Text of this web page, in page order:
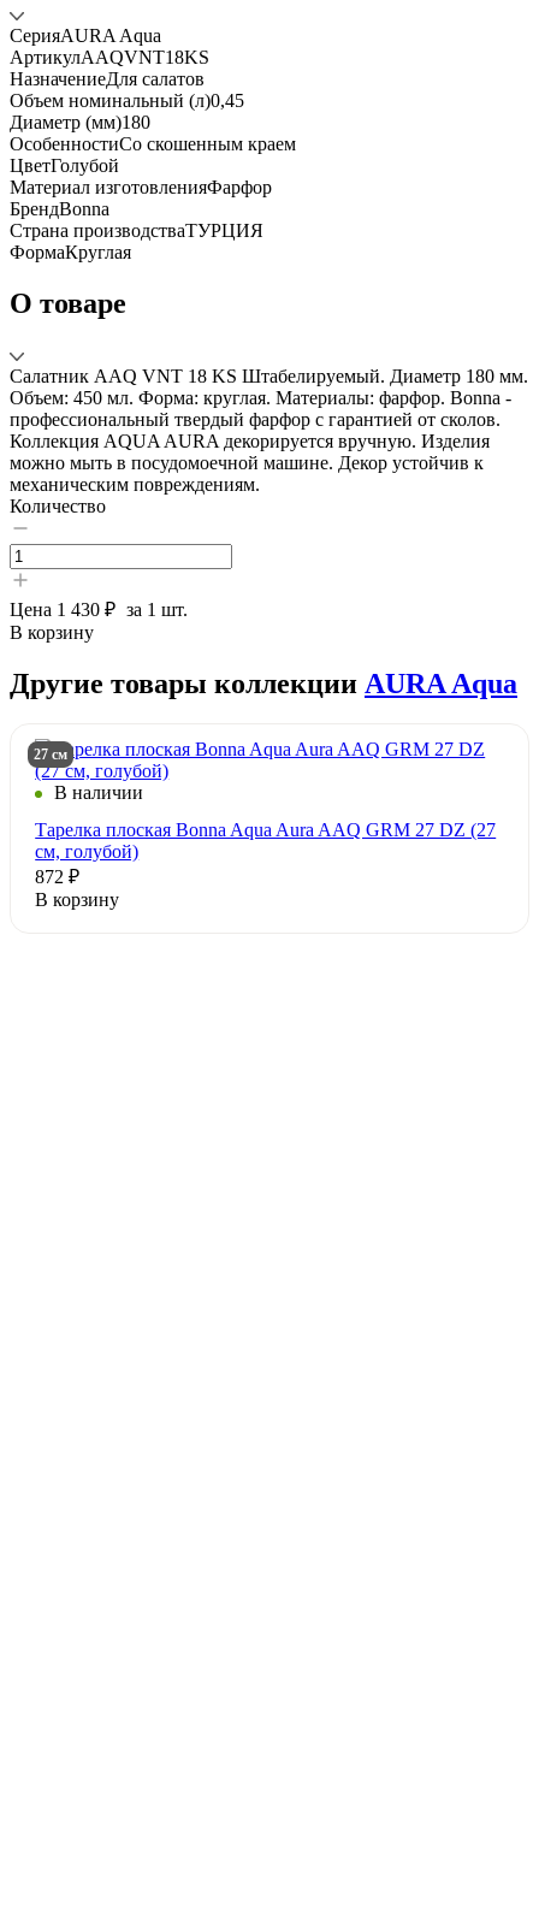
СерияAURA Aqua
АртикулAAQVNT18KS
НазначениеДля салатов
Объем номинальный (л)0,45
Диаметр (мм)180
ОсобенностиСо скошенным краем
ЦветГолубой
Материал изготовленияФарфор
БрендBonna
Страна производстваТУРЦИЯ
ФормаКруглая
О товаре
Салатник AAQ VNT 18 KS Штабелируемый. Диаметр 180 мм.
Объем: 450 мл. Форма: круглая. Материалы: фарфор. Bonna -
профессиональный твердый фарфор с гарантией от сколов.
Коллекция AQUA AURA декорируется вручную. Изделия
можно мыть в посудомоечной машине. Декор устойчив к
механическим повреждениям.
Количество
Цена 1 430 ₽ за 1 шт.
В корзину
Другие товары коллекции AURA Aqua
27 см
В наличии
Тарелка плоская Bonna Aqua Aura AAQ GRM 27 DZ (27
см, голубой)
872 ₽
В корзину